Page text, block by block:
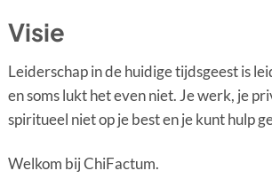
Visie
Leiderschap in de huidige tijdsgeest is
en soms lukt het even niet. Je werk, je
spiritueel niet op je best en je kunt hulp
Welkom bij ChiFactum.